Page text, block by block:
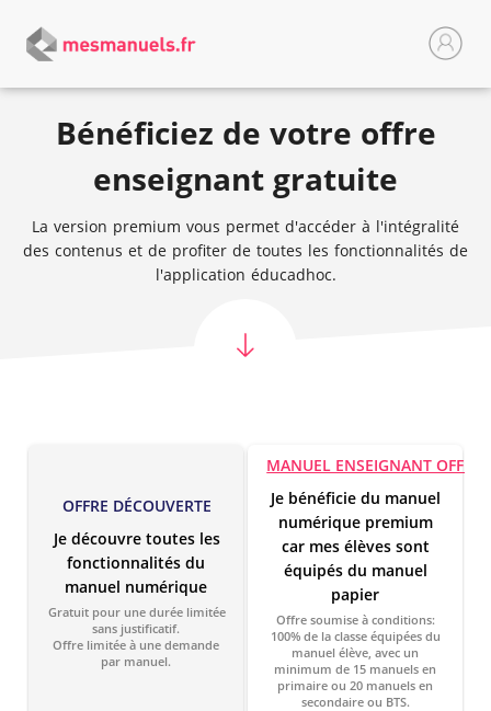
Bénéficiez de votre offre
enseignant gratuite
La version premium vous permet d'accéder à l'intégralité
des contenus et de profiter de toutes les fonctionnalités de
l'application éducadhoc.
OFFRE DÉCOUVERTE
Je découvre toutes les
fonctionnalités du
manuel numérique
Gratuit pour une durée limitée
sans justificatif.
Offre limitée à une demande
par manuel.
MANUEL ENSEIGNANT OFFERT
Je bénéficie du manuel
numérique premium
car mes élèves sont
équipés du manuel
papier
Offre soumise à conditions:
100% de la classe équipées du
manuel élève, avec un
minimum de 15 manuels en
primaire ou 20 manuels en
secondaire ou BTS.